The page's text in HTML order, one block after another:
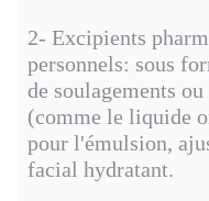
2- Excipients
personnels: sous
de soulagements
(comme le liquide
pour l'émulsion,
facial hydratant.